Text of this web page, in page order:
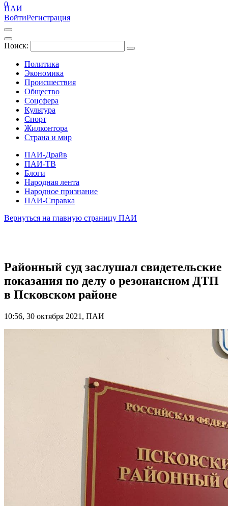
ПАИ
ВойтиРегистрация
Поиск:
Политика
Экономика
Происшествия
Общество
Соцсфера
Культура
Спорт
Жилконтора
Страна и мир
ПАИ-Драйв
ПАИ-ТВ
Блоги
Народная лента
Народное признание
ПАИ-Справка
0
Вернуться на главную страницу ПАИ
Районный суд заслушал свидетельские
показания по делу о резонансном ДТП
в Псковском районе
10:56, 30 октября 2021, ПАИ